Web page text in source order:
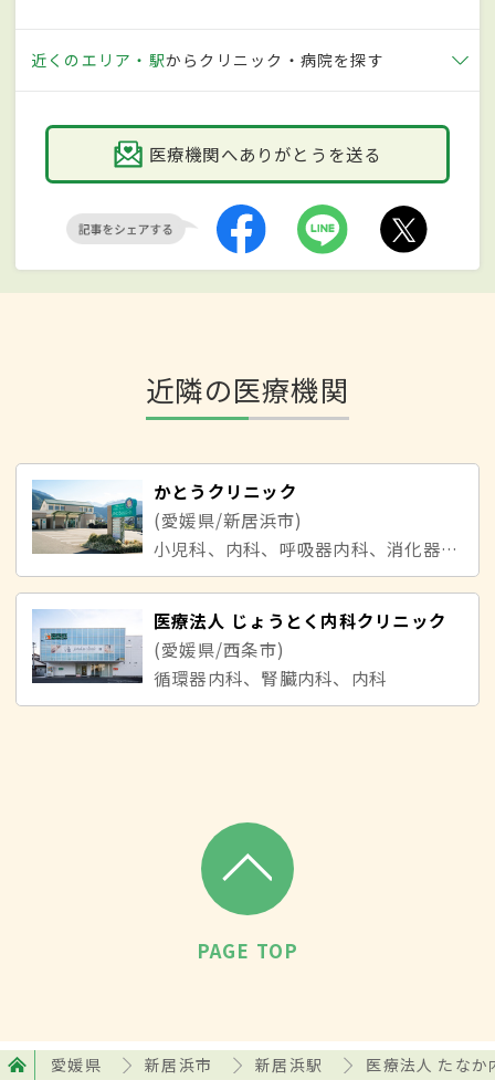
近くのエリア・駅からクリニック・病院を探す
医療機関へありがとうを送る
近隣の医療機関
かとうクリニック
(愛媛県/新居浜市)
小児科、内科、呼吸器内科、消化器内科、循環器内科
医療法人 じょうとく内科クリニック
(愛媛県/西条市)
循環器内科、腎臓内科、内科
PAGE TOP
愛媛県 新居浜市 新居浜駅 医療法人 たな